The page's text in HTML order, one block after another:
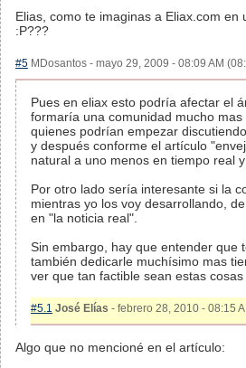
Elias, como te imaginas a Eliax.com
:P???
#5 MDosantos - mayo 29, 2009 - 08:09 AM
Pues en eliax esto podría afectar el
formaría una comunidad mucho
quienes podrían empezar
y después conforme el artículo
natural a uno menos en tiempo real
Por otro lado sería interesante si la
mientras yo los voy desarrollando,
en "la noticia real".
Sin embargo, hay que entender que
también dedicarle muchísimo mas
ver que tan factible sean estas
#5.1 José Elías - febrero 28, 2010 - 08:15
Algo que no mencioné en el artículo: